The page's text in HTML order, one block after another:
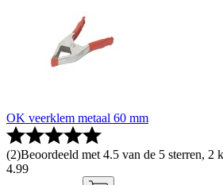
OK veerklem metaal 60 mm
(2)Beoordeeld met 4.5 van de 5 sterren, 2
4.99